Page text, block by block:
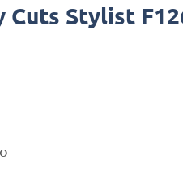
Cuts Stylist